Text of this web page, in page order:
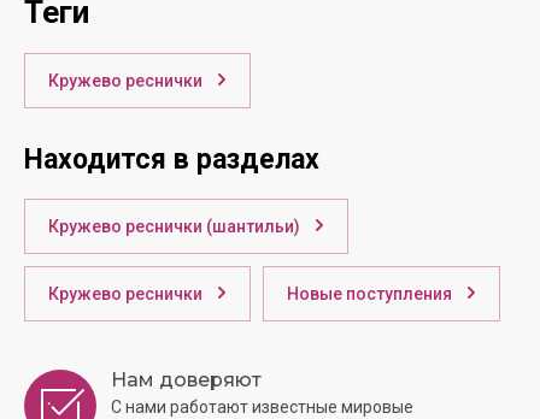
теги
Кружево реснички
Находится в разделах
Кружево реснички (шантильи)
Кружево реснички Новые поступления
Нам доверяют
С нами работают известные мировые